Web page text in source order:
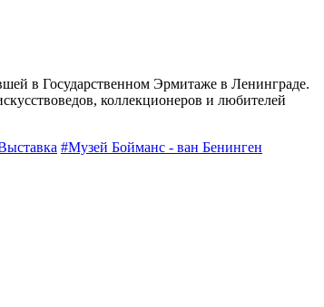
в Государственном Эрмитаже в Ленинграде.
коллекционеров и любителей
#Музей Бойманс - ван Бенинген